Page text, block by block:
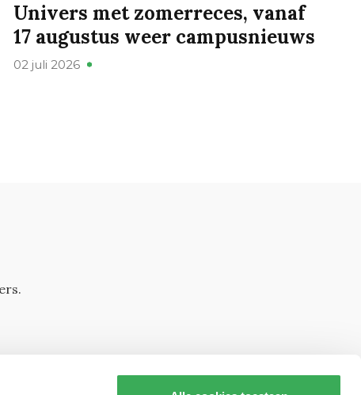
Univers met zomerreces, vanaf
17 augustus weer campusnieuws
02 juli 2026